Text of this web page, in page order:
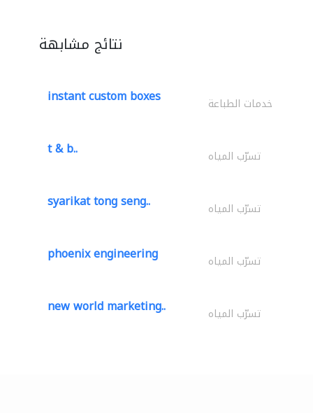
نتائج مشابهة
instant custom boxes خدمات الطباعة
t & b.. تسرّب المياه
syarikat tong seng.. تسرّب المياه
phoenix engineering تسرّب المياه
new world marketing.. تسرّب المياه